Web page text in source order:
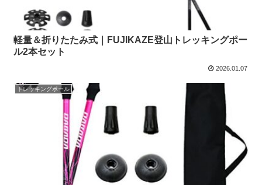
軽量＆折りたたみ式｜FUJIKAZE登山トレッキングポー
ル2本セット
2026.01.07
トレッキングポール